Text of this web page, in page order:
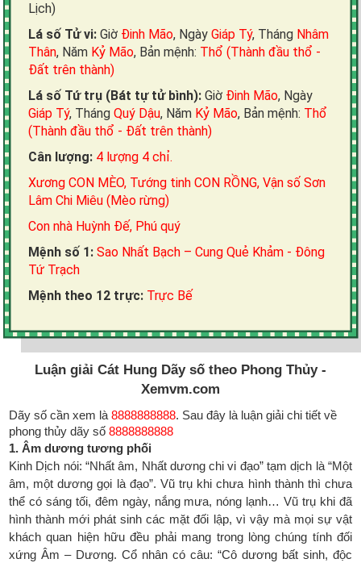
Lịch)
Lá số Tử vi: Giờ Đinh Mão, Ngày Giáp Tý, Tháng Nhâm
Thân, Năm Kỷ Mão, Bản mệnh: Thổ (Thành đầu thổ -
Đất trên thành)
Lá số Tứ trụ (Bát tự tử bình): Giờ Đinh Mão, Ngày
Giáp Tý, Tháng Quý Dậu, Năm Kỷ Mão, Bản mệnh: Thổ
(Thành đầu thổ - Đất trên thành)
Cân lượng: 4 lượng 4 chỉ.
Xương CON MÈO, Tướng tinh CON RỒNG, Vận số Sơn
Lâm Chi Miêu (Mèo rừng)
Con nhà Huỳnh Đế, Phú quý
Mệnh số 1: Sao Nhất Bạch – Cung Quẻ Khảm - Đông
Tứ Trạch
Mệnh theo 12 trực: Trực Bế
Luận giải Cát Hung Dãy số theo Phong Thủy -
Xemvm.com
Dãy số cần xem là 8888888888. Sau đây là luận giải chi tiết về
phong thủy dãy số 8888888888
1. Âm dương tương phối
Kinh Dịch nói: “Nhất âm, Nhất dương chi vi đạo” tạm dịch là “Một
âm, một dương gọi là đạo”. Vũ trụ khi chưa hình thành thì chưa
thể có sáng tối, đêm ngày, nắng mưa, nóng lạnh… Vũ trụ khi đã
hình thành mới phát sinh các mặt đối lập, vì vậy mà mọi sự vật
khách quan hiện hữu đều phải mang trong lòng chúng tính đối
xứng Âm – Dương. Cổ nhân có câu: “Cô dương bất sinh, độc